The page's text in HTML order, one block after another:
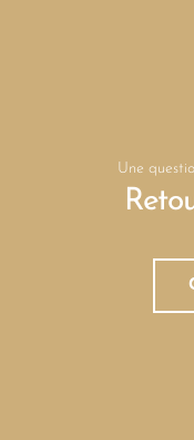
Une